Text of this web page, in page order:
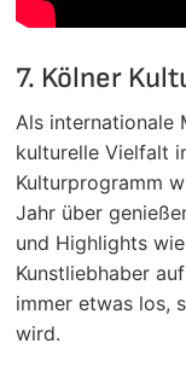
7. Kölner
Als internationale
kulturelle Vielfalt
Kulturprogramm
Jahr über
und Highlights
Kunstliebhaber
immer etwas los,
wird.